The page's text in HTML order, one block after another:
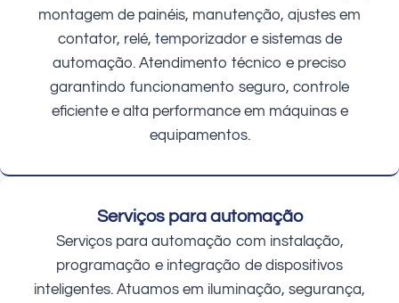
montagem de painéis, manutenção, ajustes em
contator, relé, temporizador e sistemas de
automação. Atendimento técnico e preciso
garantindo funcionamento seguro, controle
eficiente e alta performance em máquinas e
equipamentos.
Serviços para automação
Serviços para automação com instalação,
programação e integração de dispositivos
inteligentes. Atuamos em iluminação, segurança,